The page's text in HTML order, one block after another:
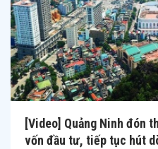
[Video] Quảng Ninh đón
vốn đầu tư, tiếp tục hút